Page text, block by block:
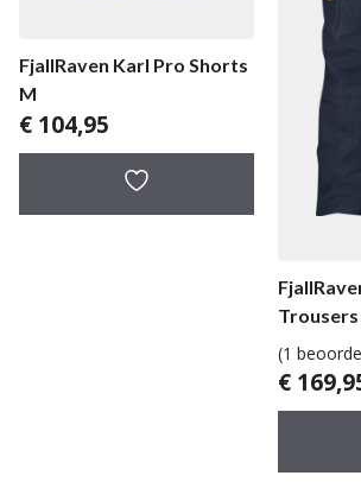
FjallRaven Karl Pro Shorts
M
€ 104,95
(1
€